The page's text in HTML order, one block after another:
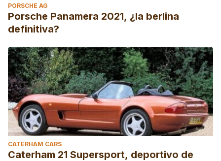
PORSCHE AG
Porsche Panamera 2021, ¿la berlina
definitiva?
CATERHAM CARS
Caterham 21 Supersport, deportivo de